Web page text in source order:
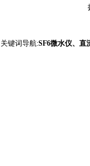
关键词导航:SF6微水仪、直